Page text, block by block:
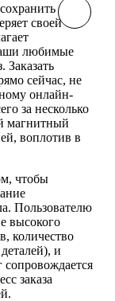
яркие
своей
любимые
Заказать
сейчас, не
онлайн-
за несколько
магнитный
воплотив в
чтобы
Пользователю
высокого
количество
и
заказа